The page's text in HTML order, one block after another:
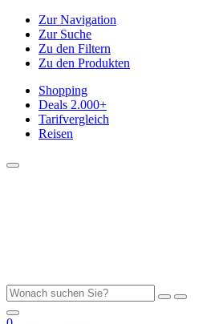
Zur Navigation
Zur Suche
Zu den Filtern
Zu den Produkten
Shopping
Deals 2.000+
Tarifvergleich
Reisen